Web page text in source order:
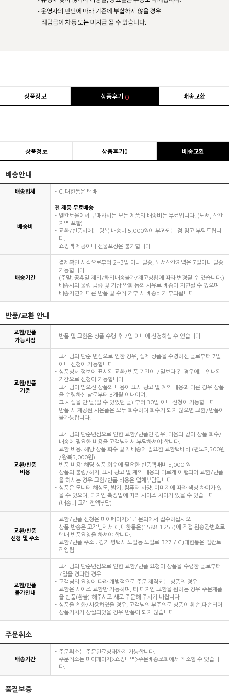
상품정보 상품후기 0 배송교환
상품정보 상품후기0 배송교환
배송안내
배송업체 CJ대한통운 택배
배송비
전 제품 무료배송
엘칸토몰에서 구매하시는 모든 제품의 배송비는 무료입니다. (도서, 산간
지역 포함)
교환/반품시에는 왕복 배송비 5,000원이 부과되는 점 참고 부탁드립니
다.
쇼핑백 제공이나 선물포장은 불가합니다.
배송기간
결제확인 시점으로부터 2~3일 이내 발송, 도서산간지역은 7일이내 발송
가능합니다.
(주말, 공휴일 제외/해외배송불가/재고상황에 따라 변경될 수 있습니다.)
배송사의 물량 급증 및 기상 악화 등의 사유로 배송이 지연될 수 있으며
배송지연에 따른 반품 및 수취 거부 시 배송비가 부과됩니다.
반품/교환 안내
교환/반품
가능시점
반품 및 교환은 상품 수령 후 7일 이내에 신청하실 수 있습니다.
교환/반품
기준
고객님의 단순 변심으로 인한 경우, 실제 상품을 수령하신 날로부터 7일
이내 신청이 가능합니다.
상품상세 정보에 표시된 교환/반품 기간이 7일보다 긴 경우에는 안내된
기간으로 신청이 가능합니다.
고객님이 받으신 상품의 내용이 표시 광고 및 계약 내용과 다른 경우 상품
을 수령하신 날로부터 3개월 이내이며,
그 사실을 안 날(알 수 있었던 날) 부터 30일 이내 신청이 가능합니다.
반품 시 제공된 사은품은 모두 회수하며 회수가 되지 않으면 교환/반품이
불가능합니다.
교환/반품
비용
고객님의 단순변심으로 인한 교환/반품인 경우, 다음과 같이 상품 회수/
배송에 필요한 비용을 고객님께서 부담하셔야 합니다.
교환 비용: 해당 상품 회수 및 재배송에 필요한 교환택배비 (편도2,500원
/왕복5,000원)
반품 비용: 해당 상품 회수에 필요한 반품택배비 5,000 원
상품의 불량/하자, 표시 광고 및 계약 내용과 다르게 이행되어 교환/반품
을 하시는 경우 교환/반품 비용은 업체부담입니다.
상품은 모니터 해상도, 밝기, 컴퓨터 사양, 이미지에 따라 색상 차이가 있
을 수 있으며, 디자인 측정법에 따라 사이즈 차이가 있을 수 있습니다.
(배송비 고객 전액부담)
교환/반품
신청 및 주소
교환/반품 신청은 마이페이지>1:1문의에서 접수하십시오.
상품 반송은 고객님께서 CJ대한통운(1588-1255)에 직접 원송장번호로
택배 반품요청을 하셔야 합니다.
교환/반품 주소 : 경기 평택시 도일동 도일로 327 / CJ대한통운 엘칸토
직영팀
교환/반품
불가안내
고객님의 단순변심으로 인한 교환/반품 요청이 상품을 수령한 날로부터
7일을 경과한 경우
고객님의 요청에 따라 개별적으로 주문 제작되는 상품의 경우
교환은 사이즈 교환만 가능하며, 타 디자인 교환을 원하는 경우 주문제품
을 반품(환불) 해주시고 새로 주문해 주시기 바랍니다
상품을 착화/사용하였을 경우, 고객님의 부주의로 상품이 훼손,파손되어
상품가치가 상실되었을 경우 반품이 되지 않습니다.
주문취소
배송기간
주문취소는 주문완료상태까지 가능합니다.
주문취소는 마이페이지>쇼핑내역>주문배송조회에서 취소할 수 있습니
다.
품질보증